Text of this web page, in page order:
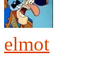
elmot